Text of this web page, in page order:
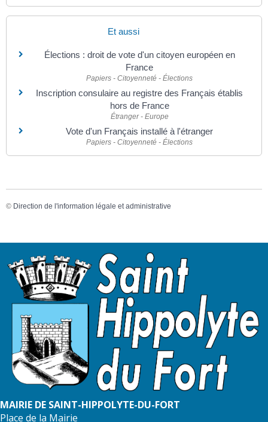
Et aussi
Élections : droit de vote d'un citoyen européen en
France
Papiers - Citoyenneté - Élections
Inscription consulaire au registre des Français établis
hors de France
Étranger - Europe
Vote d'un Français installé à l'étranger
Papiers - Citoyenneté - Élections
© Direction de l'information légale et administrative
MAIRIE DE SAINT-HIPPOLYTE-DU-FORT
Place de la Mairie